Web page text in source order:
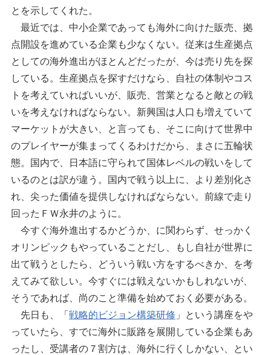
とを示してくれた。
最近では、中小企業であっても海外に向けた販売、拠
点開設を進めている企業も少なくない。従来は生産拠点
としての海外進出がほとんどだったが、今は売り先を探
している。生産拠点を探すだけなら、自社の体制やコス
トを考えていればいいが、販売、営業となると敵との戦
いを考えなければならない。新興国は人口も増えていて
マーケットが大きい、と言っても、そこに向けて世界中
のプレイヤーが集まってくるわけだから、まさに五輪状
態。国内で、日本語に守られて国体レベルの戦いをして
いるのとは訳が違う。国内で戦う以上に、より差別化さ
れ、尖った価値を提供しなければならない。前線で走り
回ったＦＷ永井のように。
今すぐ海外進出するかどうか、に関わらず、せっかく
オリンピックもやっていることだし、もし自社が世界に
出て戦うとしたら、どういう戦い方をするべきか、を考
えてみて欲しい。今すぐには戦えないかもしれないが、
そうであれば、尚のこと準備を始めておく必要がある。
先日も、「戦略的ビジョン構築研修 」という講座をや
っていたら、すでに海外に販路を展開している企業もあ
ったし、受講者の７割方は、海外に行くしかない、とい